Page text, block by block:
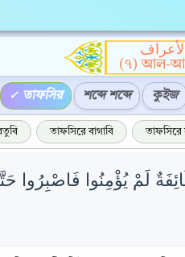
الأعراف
(৭) আল-
তাফসির শব্দে শব্দে কুইজ
তাফসিরে বাগাবি তাফসিরে
لَمْ يُؤْمِنُوا فَاصْبِرُوا